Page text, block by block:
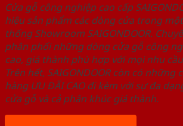
Cửa gỗ công nghiệp cao cấp
hiệu sản phẩm các dòng cửa trong
thống Showroom SAIGONDOOR.
phân phối những dòng cửa gỗ công
cao, giá thành phù hợp với mọi nhu
Trên hết, SAIGONDOOR còn có những
hàng ƯU ĐÃI CAO đi kèm với sự đa
cửa gỗ và cả phân khúc giá thành.